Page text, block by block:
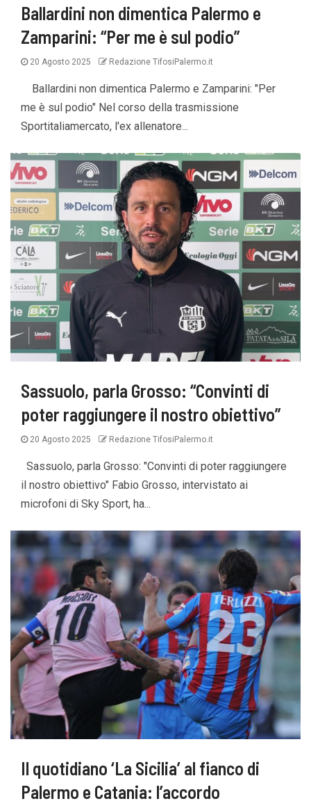
Ballardini non dimentica Palermo e
Zamparini: “Per me è sul podio”
20 Agosto 2025 Redazione TifosiPalermo.it
Ballardini non dimentica Palermo e Zamparini: "Per
me è sul podio" Nel corso della trasmissione
Sportitaliamercato, l'ex allenatore...
Sassuolo, parla Grosso: “Convinti di
poter raggiungere il nostro obiettivo”
20 Agosto 2025 Redazione TifosiPalermo.it
Sassuolo, parla Grosso: "Convinti di poter raggiungere
il nostro obiettivo" Fabio Grosso, intervistato ai
microfoni di Sky Sport, ha...
Il quotidiano ‘La Sicilia’ al fianco di
Palermo e Catania: l’accordo